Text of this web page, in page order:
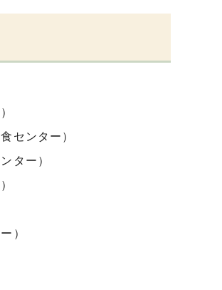
センター）
ター）
）